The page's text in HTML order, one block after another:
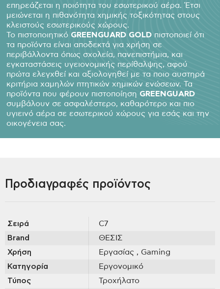
επηρεάζεται η ποιότητα του εσωτερικού αέρα. Έτσι
μειώνεται η πιθανότητα χημικής τοξικότητας στους
κλειστούς εσωτερικούς χώρους.
Το πιστοποιητικό GREENGUARD GOLD πιστοποιεί ότι
τα προϊόντα είναι αποδεκτά για χρήση σε
περιβάλλοντα όπως σχολεία, πανεπιστήμια, και
εγκαταστάσεις υγειονομικής περίθαλψης, αφού
πρώτα ελεγχθεί και αξιολογηθεί με τα ποιο αυστηρά
κριτήρια χαμηλών πτητικών χημικών ενώσεων. Τα
προϊόντα που φέρουν πιστοποίηση GREENGUARD
συμβάλουν σε ασφαλέστερο, καθαρότερο και πιο
υγιεινό αέρα σε εσωτερικού χώρους για εσάς και την
οικογένεια σας.
Προδιαγραφές προϊόντος
Σειρά
C7
Brand
ΘΕΣΙΣ
Χρήση
Εργασίας , Gaming
Κατηγορία
Εργονομικό
Τύπος
Τροχήλατο